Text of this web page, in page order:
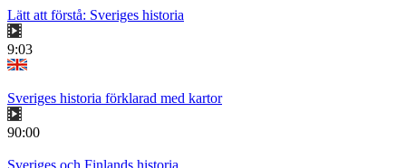
Lätt att förstå: Sveriges historia
9:03
Sveriges historia förklarad med kartor
90:00